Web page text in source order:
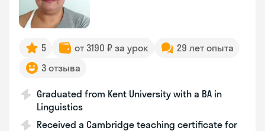
5 от 3190 ₽ за урок
29 лет опыта
3 отзыва
Graduated from Kent University with a BA in
Linguistics
Received a Cambridge teaching certificate for